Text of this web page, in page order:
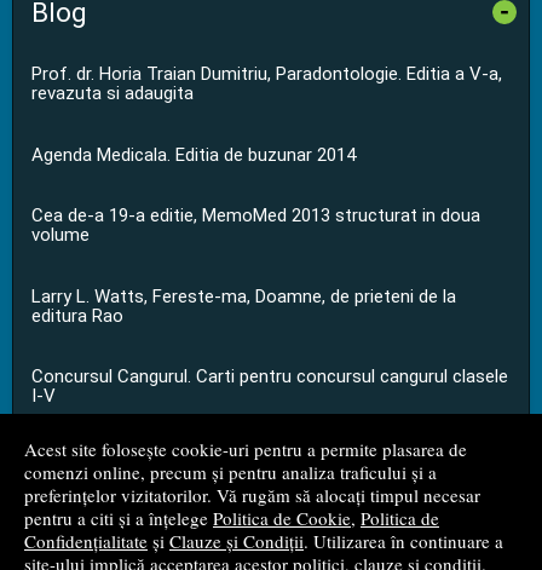
Acest site folosește cookie-uri pentru a permite plasarea de
comenzi online, precum și pentru analiza traficului și a
preferințelor vizitatorilor. Vă rugăm să alocați timpul necesar
pentru a citi și a înțelege Politica de Cookie, Politica de
Confidențialitate și Clauze și Condiții. Utilizarea în continuare a
site-ului implică acceptarea acestor politici, clauze și condiții.
Blog -
Prof. dr. Horia Traian Dumitriu, Paradontologie. Editia a V-a,
revazuta si adaugita
Agenda Medicala. Editia de buzunar 2014
Cea de-a 19-a editie, MemoMed 2013 structurat in doua
volume
Larry L. Watts, Fereste-ma, Doamne, de prieteni de la
editura Rao
Concursul Cangurul. Carti pentru concursul cangurul clasele
I-V
...toate știrile
© 2008 - 2026S.C. M.G. Net Distribution S.R.L.